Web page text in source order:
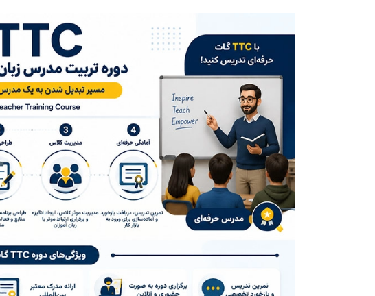
نحوه ثبت نام و تعیین سطح در دوره تربیت مدرس (TTC)